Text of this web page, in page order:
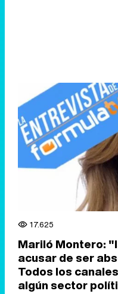
17.625
Mariló Montero:
acusar de ser
Todos los
algún sector